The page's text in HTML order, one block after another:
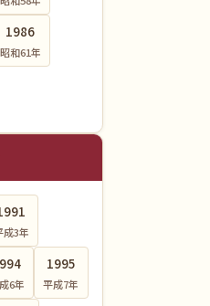
1986
昭和61年
成3年
6年
1995
平成7年